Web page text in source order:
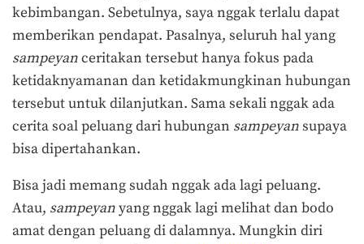
kebimbangan. Sebetulnya, saya nggak terlalu dapat
memberikan pendapat. Pasalnya, seluruh hal yang
sampeyanceritakan tersebut hanya fokus pada
ketidaknyamanan dan ketidakmungkinan hubungan
tersebut untuk dilanjutkan. Sama sekali nggak ada
cerita soal peluang dari hubungan sampeyansupaya
bisa dipertahankan.
Bisa jadi memang sudah nggak ada lagi peluang.
Atau, sampeyanyang nggak lagi melihat dan bodo
amat dengan peluang di dalamnya. Mungkin diri